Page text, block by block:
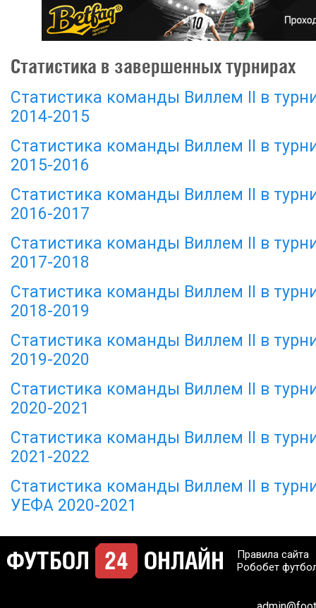
Статистика в завершенных турнирах
Статистика команды Виллем II в
2014-2015
Статистика команды Виллем II в
2015-2016
Статистика команды Виллем II в
2016-2017
Статистика команды Виллем II в
2017-2018
Статистика команды Виллем II в
2018-2019
Статистика команды Виллем II в
2019-2020
Статистика команды Виллем II в
2020-2021
Статистика команды Виллем II в
2021-2022
Статистика команды Виллем II в
УЕФА 2020-2021
Правила сайта
Робобет